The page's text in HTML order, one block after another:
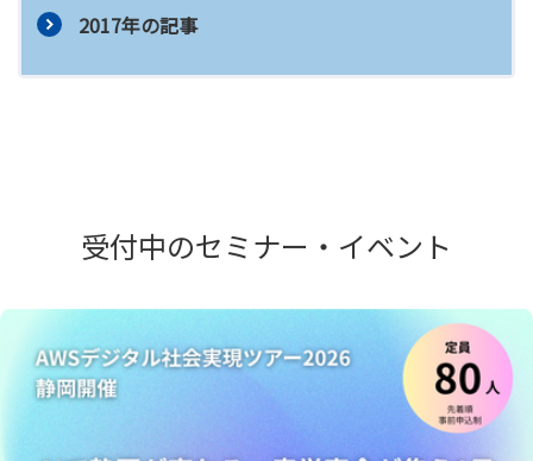
2017年の記事
受付中のセミナー・イベント